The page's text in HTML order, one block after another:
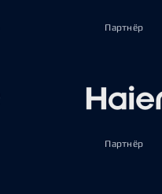
Партнёр
Партнёр